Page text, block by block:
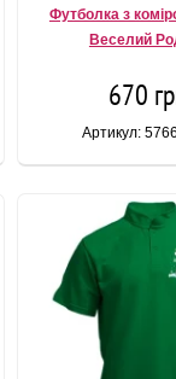
Футболка з
Веселий
670
Артикул: